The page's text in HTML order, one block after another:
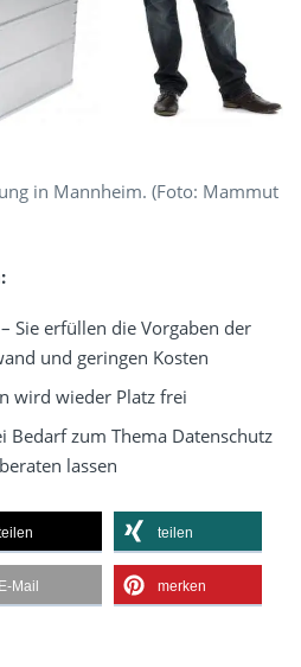
in Mannheim. (Foto: Mammut
Sie erfüllen die Vorgaben der
und geringen Kosten
wird wieder Platz frei
Bedarf zum Thema Datenschutz
lassen
teilen
E-Mail merken